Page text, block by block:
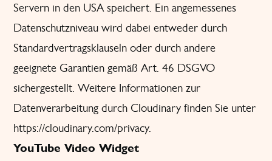
Servern in den USA speichert. Ein angemessenes
Datenschutzniveau wird dabei entweder durch
Standardvertragsklauseln oder durch andere
geeignete Garantien gemäß Art. 46 DSGVO
sichergestellt. Weitere Informationen zur
Datenverarbeitung durch Cloudinary finden Sie unter
https://cloudinary.com/privacy.
YouTube Video Widget